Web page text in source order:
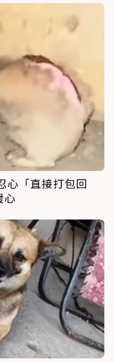
心「直接打包回
心